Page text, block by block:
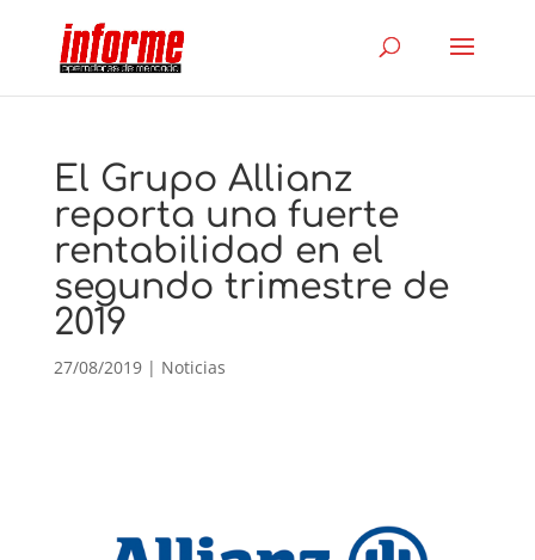
El Grupo Allianz
reporta una fuerte
rentabilidad en el
segundo trimestre de
2019
27/08/2019| Noticias